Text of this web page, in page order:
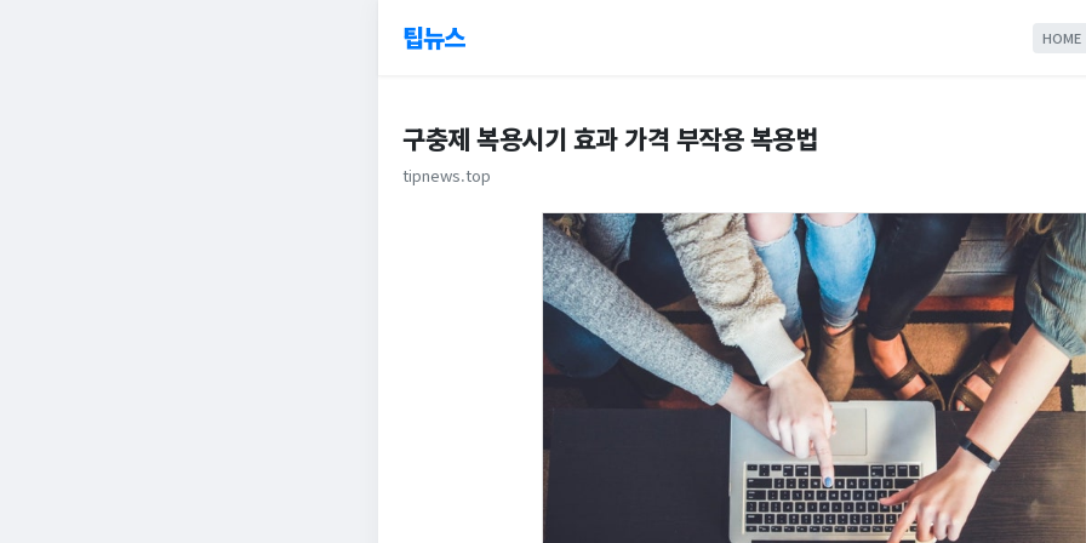
팁뉴스 HOME
구충제 복용시기 효과 가격 부작용 복용법
tipnews.top